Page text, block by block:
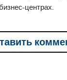
центрах.